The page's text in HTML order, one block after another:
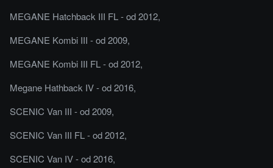
MEGANE Hatchback III FL - od 2012,
MEGANE Kombi III - od 2009,
MEGANE Kombi III FL - od 2012,
Megane Hathback IV - od 2016,
SCENIC Van III - od 2009,
SCENIC Van III FL - od 2012,
SCENIC Van IV - od 2016,